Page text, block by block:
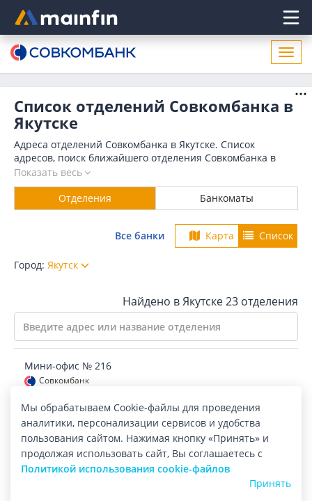
Главное меню
Список отделений Совкомбанка в
Якутске
Адреса отделений Совкомбанка в Якутске. Список
адресов, поиск ближайшего отделения Совкомбанка в
Якутске по адресу, названию. Часы работы, телефоны,
контактные данные.
Показать весь
Отделения
Банкоматы
Все банки Карта Список
Город: Якутск
Найдено в Якутске23 отделения
Мини-офис № 216
Совкомбанк
Республика Саха (Якутия), г. Якутск,
ул. Дзержинского, д. 27/1
8 800 200-66-96
Мини-офис № 240
Мы обрабатываем Cookie-файлы для проведения
аналитики, персонализации сервисов и удобства
пользования сайтом. Нажимая кнопку «Принять» и
продолжая использовать сайт, Вы соглашаетесь с
Политикой использования cookie-файлов
Принять